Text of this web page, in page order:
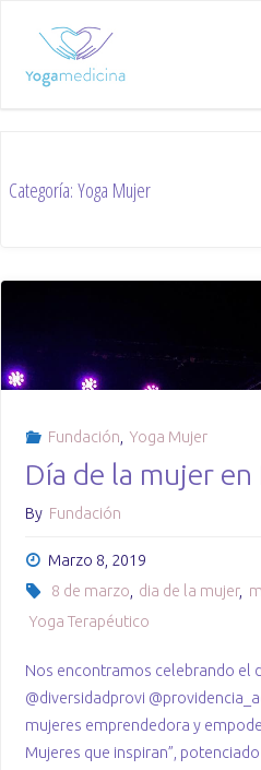
Categoría:Yoga Mujer
Fundación Yoga Mujer
Día de la mujer
By Fundación
Marzo 8, 2019
8 de marzo, dia de la mujer,
Yoga Terapéutico
Nos encontramos celebrando el
@diversidadprovi
mujeres emprendedora y
Mujeres que inspiran”,